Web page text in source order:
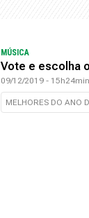
MÚSICA
Vote e escolha
09/12/2019 - 15h24min
MELHORES DO ANO